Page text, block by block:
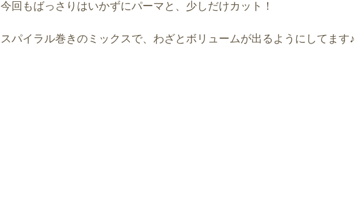
今回もばっさりはいかずにパーマと、少しだけカット！
スパイラル巻きのミックスで、わざとボリュームが出るようにしてます♪